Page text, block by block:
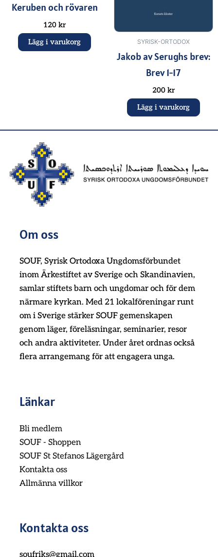
Keruben och rövaren
120 kr
Lägg i varukorg
SYRISK-ORTODOX
Jakob av Serughs brev:
Brev 1-17
200 kr
Lägg i varukorg
Om oss
SOUF, Syrisk Ortodoxa Ungdomsförbundet
inom Ärkestiftet av Sverige och Skandinavien,
samlar stiftets barn och ungdomar och för dem
närmare kyrkan. Med 21 lokalföreningar runt
om i Sverige stärker SOUF gemenskapen
genom läger, föreläsningar, seminarier, resor
och andra aktiviteter. Under året ordnas också
flera arrangemang för att engagera unga.
Länkar
Bli medlem
SOUF - Shoppen
SOUF St Stefanos Lägergård
Kontakta oss
Allmänna villkor
Kontakta oss
soufriks@gmail.com